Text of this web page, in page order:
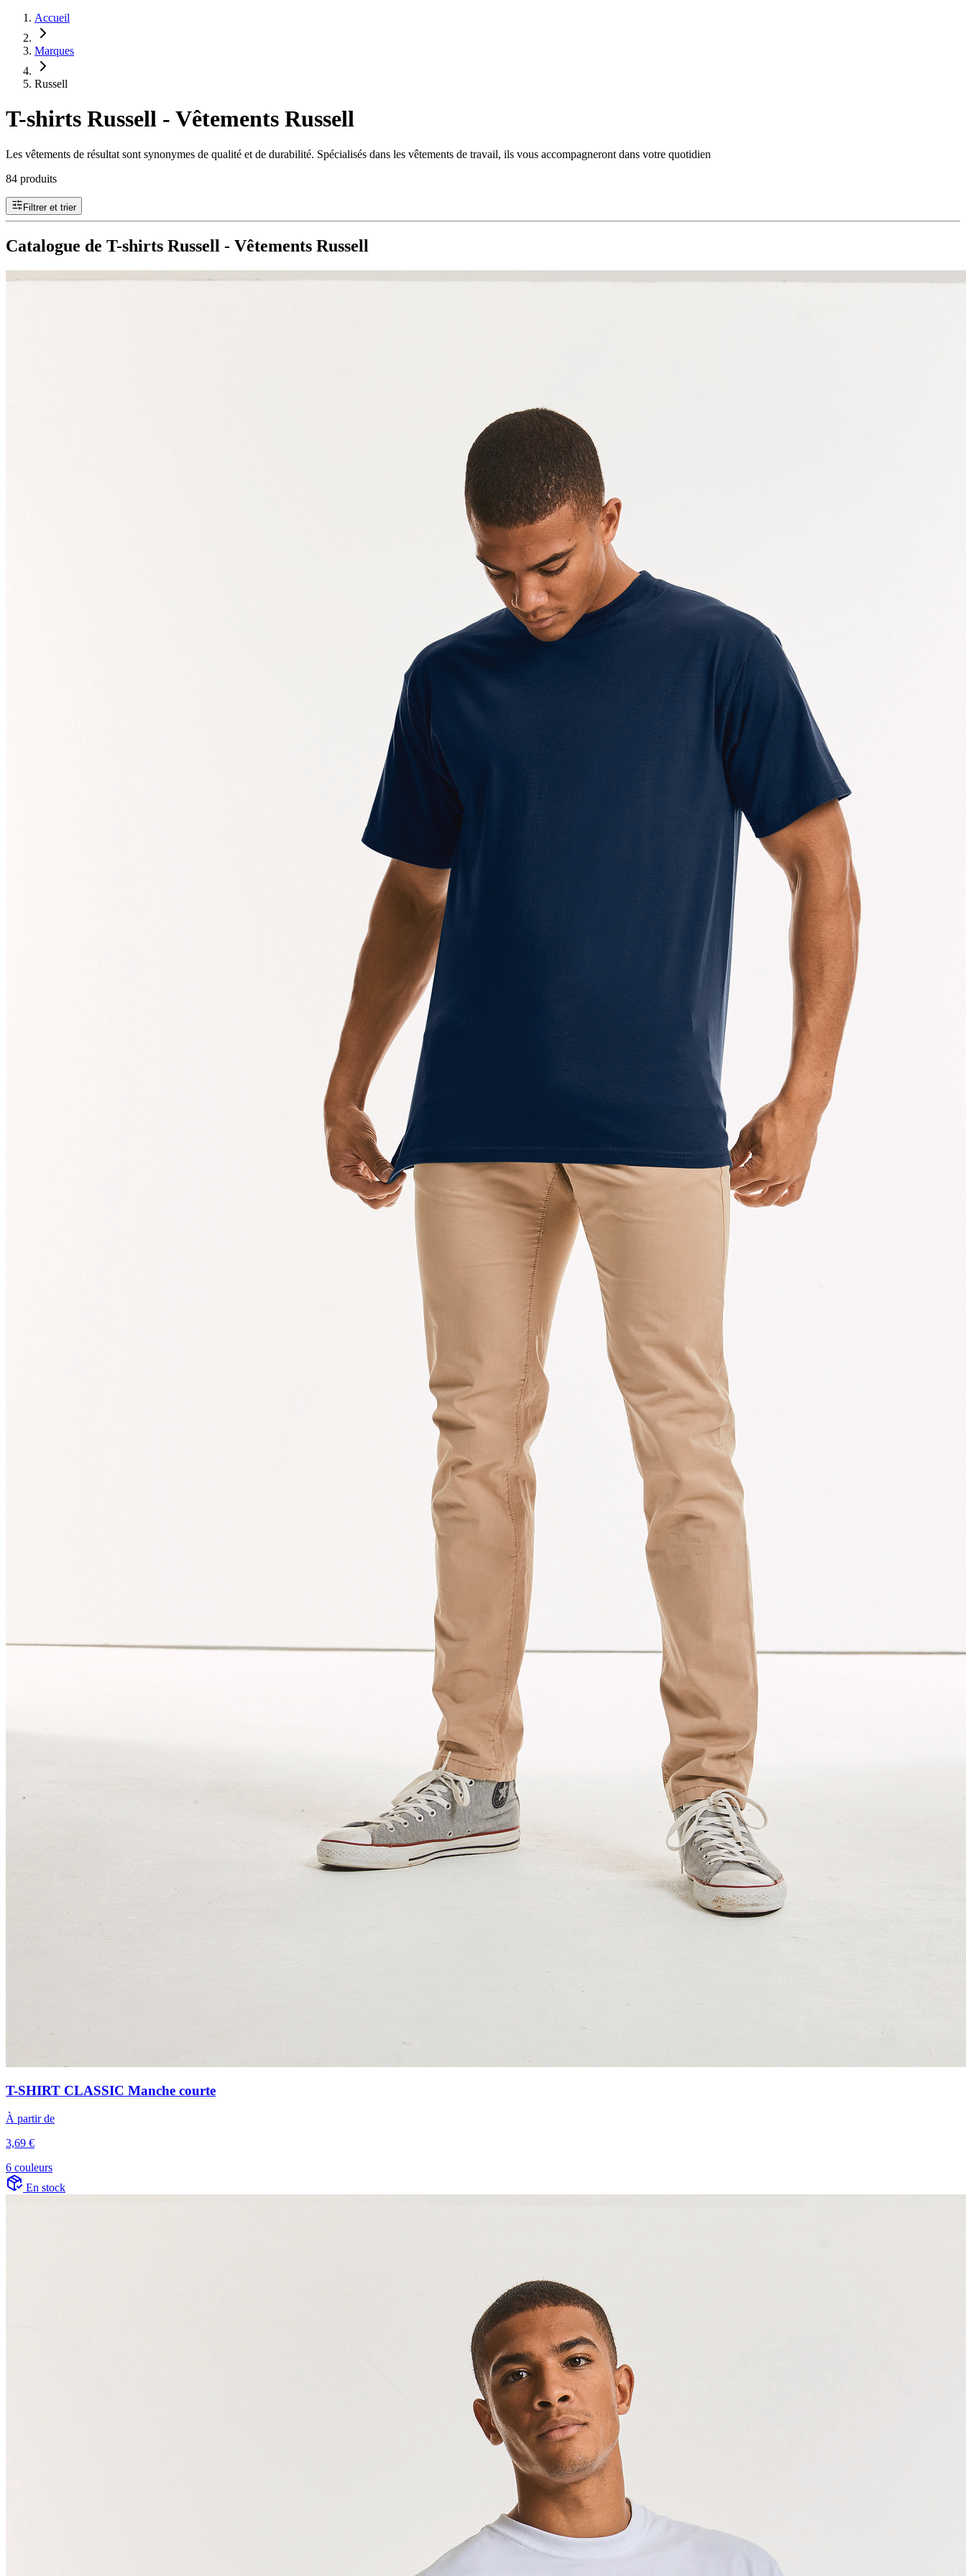
Accueil
Marques
Russell
T-shirts Russell - Vêtements Russell
Les vêtements de résultat sont synonymes de qualité et de durabilité. Spécialisés dans les vêtements de travail, ils vous accompagneront dans votre quotidien
84 produits
Filtrer et trier
Catalogue de T-shirts Russell - Vêtements Russell
T-SHIRT CLASSIC Manche courte
À partir de
3,69 €
6 couleurs
En stock